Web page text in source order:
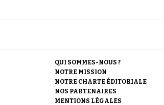
QUI SOMMES-NOUS ?
NOTRE MISSION
NOTRE CHARTE ÉDITORIALE
NOS PARTENAIRES
MENTIONS LÉGALES